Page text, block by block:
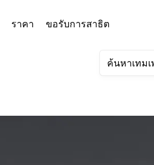
ราคา ขอรับการสาธิต